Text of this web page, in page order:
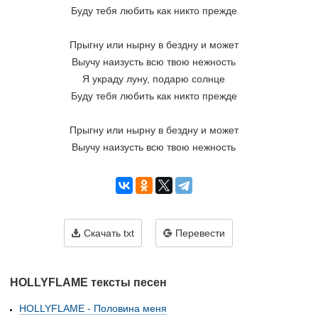
Буду тебя любить как никто прежде
Прыгну или нырну в бездну и может
Выучу наизусть всю твою нежность
Я украду луну, подарю солнце
Буду тебя любить как никто прежде
Прыгну или нырну в бездну и может
Выучу наизусть всю твою нежность
Скачать txt Перевести
HOLLYFLAME тексты песен
HOLLYFLAME - Половина меня